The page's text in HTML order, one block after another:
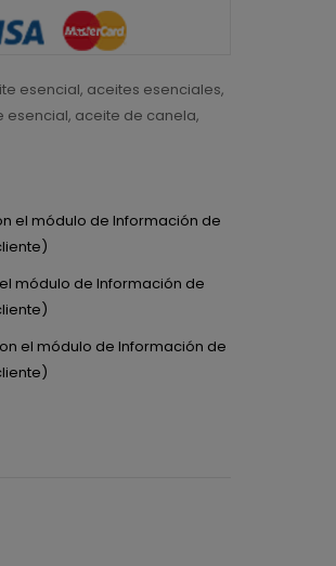
esencial, aceites esenciales,
esencial, aceite de canela,
el módulo de Información de
módulo de Información de
el módulo de Información de